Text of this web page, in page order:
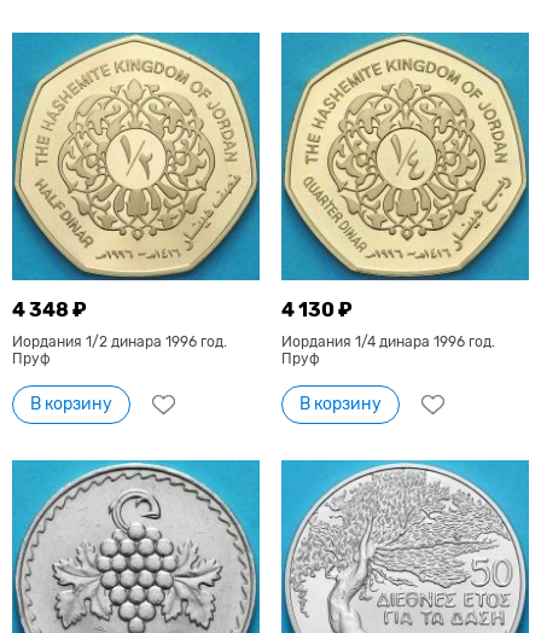
4 348 ₽
Иордания 1/2 динара 1996 год.
Пруф
В корзину
4 130 ₽
Иордания 1/4 динара 1996 год.
Пруф
В корзину